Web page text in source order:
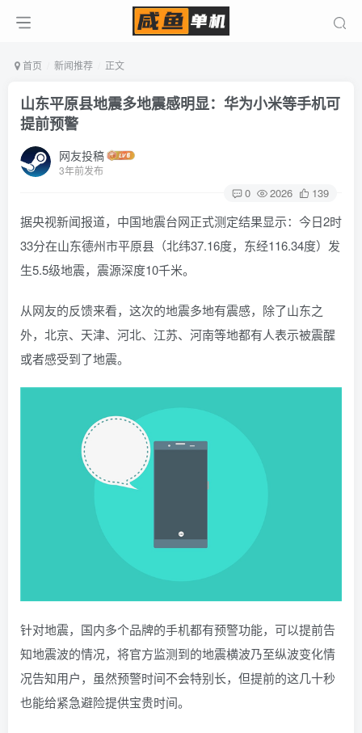
首页 新闻推荐 正文
山东平原县地震多地震感明显：华为小米等手机可
提前预警
网友投稿
3年前发布
0 2026 139
据央视新闻报道，中国地震台网正式测定结果显示：今日2时
33分在山东德州市平原县（北纬37.16度，东经116.34度）发
生5.5级地震，震源深度10千米。
从网友的反馈来看，这次的地震多地有震感，除了山东之
外，北京、天津、河北、江苏、河南等地都有人表示被震醒
或者感受到了地震。
针对地震，国内多个品牌的手机都有预警功能，可以提前告
知地震波的情况，将官方监测到的地震横波乃至纵波变化情
况告知用户，虽然预警时间不会特别长，但提前的这几十秒
也能给紧急避险提供宝贵时间。